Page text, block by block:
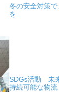
冬の安全対策
を
SDGs活動 未
持続可能な物流